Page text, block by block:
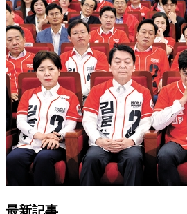
最新記事